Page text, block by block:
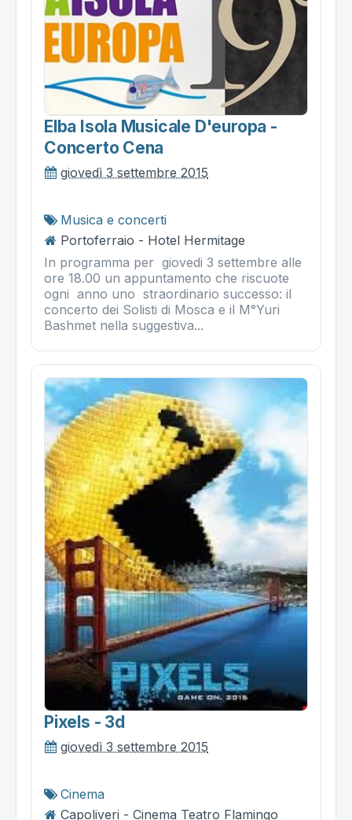
Elba Isola Musicale D'europa -
Concerto Cena
giovedì 3 settembre 2015
Musica e concerti
Portoferraio - Hotel Hermitage
In programma per giovedi 3 settembre alle
ore 18.00 un appuntamento che riscuote
ogni anno uno straordinario successo: il
concerto dei Solisti di Mosca e il M°Yuri
Bashmet nella suggestiva...
Pixels - 3d
giovedì 3 settembre 2015
Cinema
Capoliveri - Cinema Teatro Flamingo